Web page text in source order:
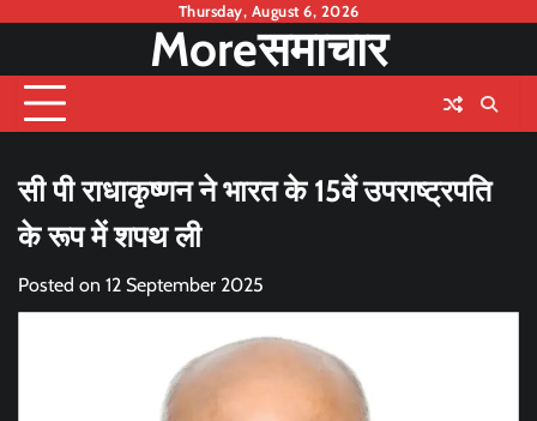
content
Thursday, August 6, 2026
Moreसमाचार
सी पी राधाकृष्णन ने भारत के 15वें उपराष्ट्रपति
के रूप में शपथ ली
Posted on 12 September 2025